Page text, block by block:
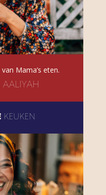
Mama’s eten.
KEUKEN